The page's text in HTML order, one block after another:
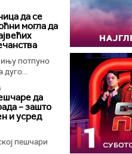
да се
могла да
потпуно
дуго...
да
– зашто
и усред
пешчари